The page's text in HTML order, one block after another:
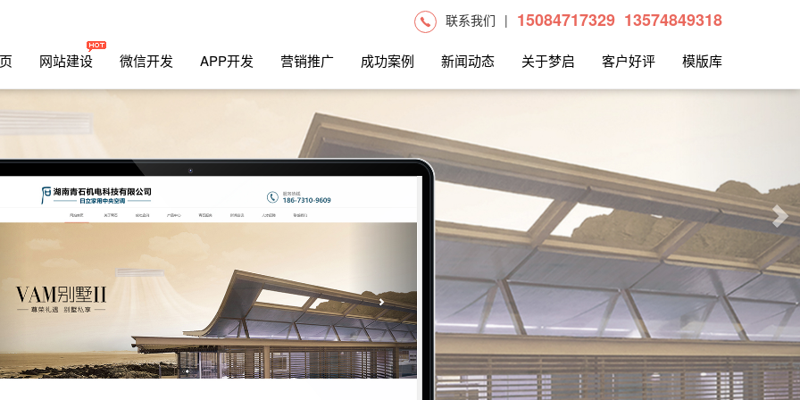
联系我们 | 15084717329 13574849318
网站建设 微信开发 APP开发 营销推广 成功案例 新闻动态 关于梦启 客户好评 模版库